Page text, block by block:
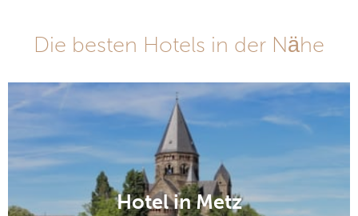
Die besten Hotels in der Nähe
Hotel in Metz